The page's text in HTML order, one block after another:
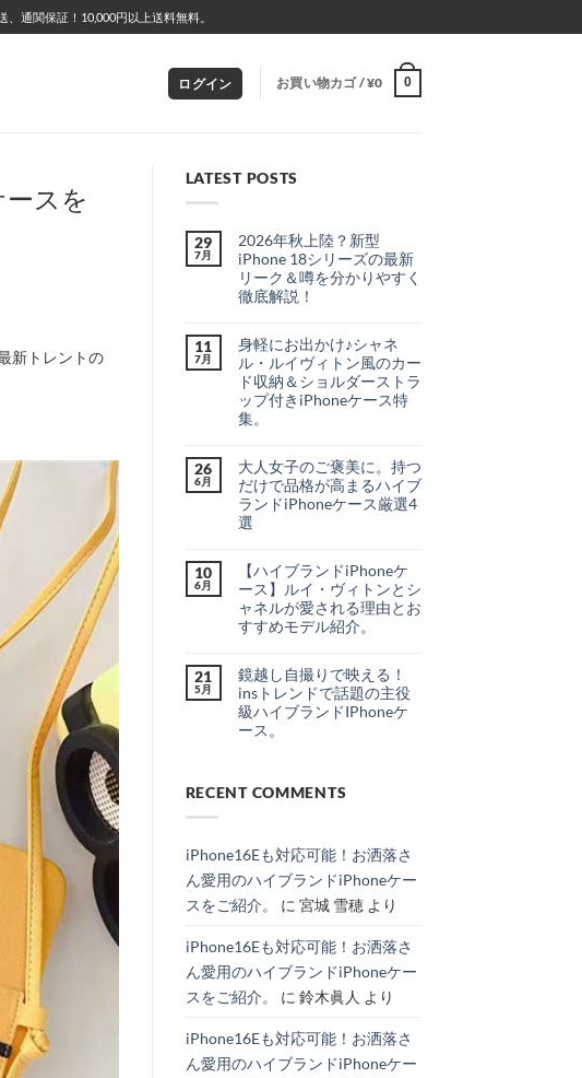
通関保証！10,000円以上送料無料。
ログイン お買い物カゴ /¥0 0
スを
新トレントの
LATEST POSTS
29
7月
2026年秋上陸？新型
iPhone 18シリーズの最新
リーク＆噂を分かりやすく
徹底解説！
秋
上
陸？
新
iPhone
18
ー
ズ
の
最
新
リ
を
分
か
り
く
徹
底
解
説！
へ
ン
ト
は
ま
だ
あ
り
ん
11
7月
身軽にお出かけ♪シャネ
ル・ルイヴィトン風のカー
ド収納＆ショルダーストラ
ップ付きiPhoneケース特
集。
に
お
出
か
け
♪
ル・
イ
ヴ
ィ
風
の
カ
ー
ド
ョ
ト
ッ
プ
付
ケ
ス
特
集。
ン
ト
は
ま
だ
あ
26
6月
大人女子のご褒美に。持つ
だけで品格が高まるハイブ
ランドiPhoneケース厳選4
選
の
ご
褒
美
つ
だ
け
で
る
ン
iPhone
ケ
ー
選
選
へ
の
ト
ま
だ
あ
せ
ん
10
6月
【ハイブランドiPhoneケ
ース】ルイ・ヴィトンとシ
ャネルが愛される理由とお
すすめモデル紹介。
ブ
ラ
ン
ド
iPhone
イ・
と
ャ
ル
さ
る
由
す
め
ン
ト
は
ま
ん
21
5月
鏡越し自撮りで映える！
insトレンドで話題の主役
級ハイブランドIPhoneケ
ース。
自
撮
え
ins
レ
で
題
主
ハ
ブ
ト
り
せ
RECENT COMMENTS
iPhone16Eも対応可能！お洒落さ
ん愛用のハイブランドiPhoneケー
スをご紹介。
に 宮城 雪穂より
iPhone16Eも対応可能！お洒落さ
ん愛用のハイブランドiPhoneケー
スをご紹介。
に 鈴木眞人 より
iPhone16Eも対応可能！お洒落さ
ん愛用のハイブランドiPhoneケー